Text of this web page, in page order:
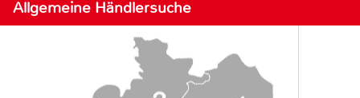
Allgemeine Händlersuche